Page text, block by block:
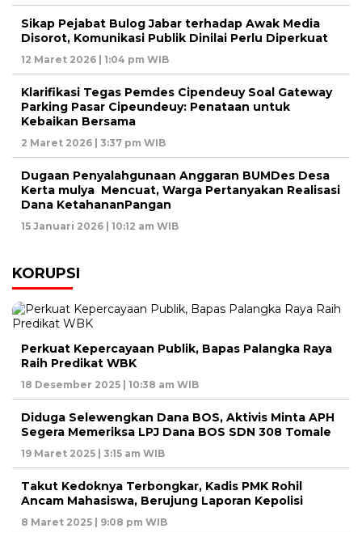
Sikap Pejabat Bulog Jabar terhadap Awak Media
Disorot, Komunikasi Publik Dinilai Perlu Diperkuat
12 Maret 2026 | 1:04 pm WIB
Klarifikasi Tegas Pemdes Cipendeuy Soal Gateway
Parking Pasar Cipeundeuy: Penataan untuk
Kebaikan Bersama
2 Maret 2026 | 3:37 pm WIB
Dugaan Penyalahgunaan Anggaran BUMDes Desa
Kerta mulya Mencuat, Warga Pertanyakan Realisasi
Dana KetahananPangan
15 Januari 2026 | 10:12 am WIB
KORUPSI
Perkuat Kepercayaan Publik, Bapas Palangka Raya
Raih Predikat WBK
18 Desember 2025 | 10:38 am WIB
Diduga Selewengkan Dana BOS, Aktivis Minta APH
Segera Memeriksa LPJ Dana BOS SDN 308 Tomale
19 Maret 2025 | 3:15 am WIB
Takut Kedoknya Terbongkar, Kadis PMK Rohil
Ancam Mahasiswa, Berujung Laporan Kepolisi
8 Maret 2025 | 9:08 pm WIB